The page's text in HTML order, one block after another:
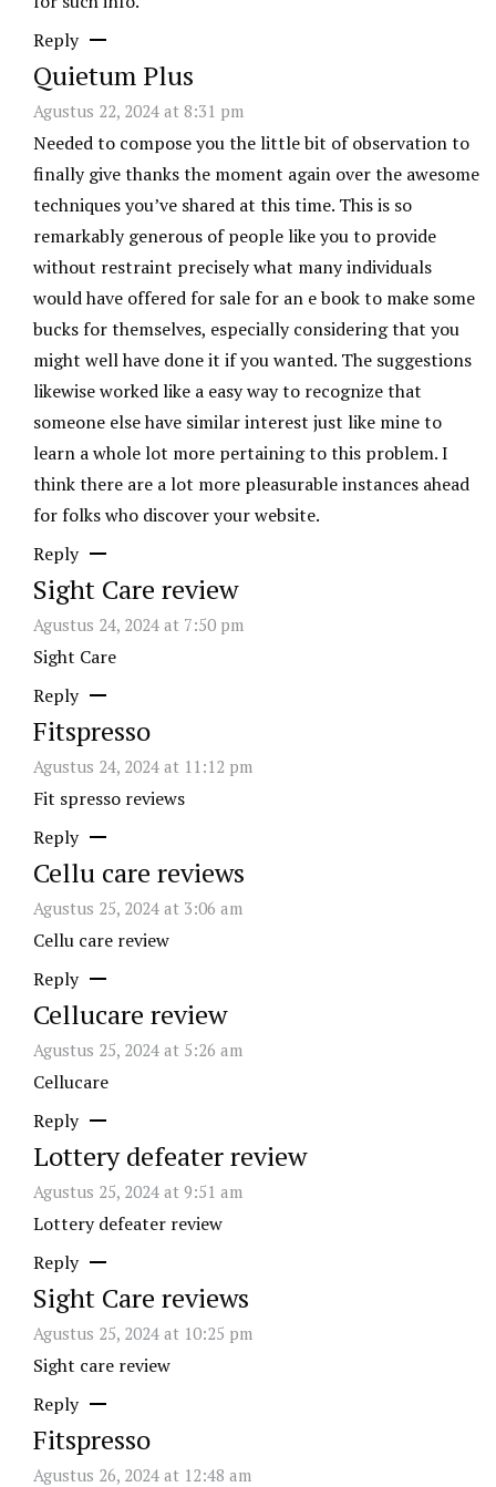
Reply
Quietum Plus
Agustus 22, 2024 at 8:31 pm
Needed to compose you the little bit of observation to
finally give thanks the moment again over the awesome
techniques you’ve shared at this time. This is so
remarkably generous of people like you to provide
without restraint precisely what many individuals
would have offered for sale for an e book to make some
bucks for themselves, especially considering that you
might well have done it if you wanted. The suggestions
likewise worked like a easy way to recognize that
someone else have similar interest just like mine to
learn a whole lot more pertaining to this problem. I
think there are a lot more pleasurable instances ahead
for folks who discover your website.
Reply
Sight Care review
Agustus 24, 2024 at 7:50 pm
Sight Care
Reply
Fitspresso
Agustus 24, 2024 at 11:12 pm
Fit spresso reviews
Reply
Cellu care reviews
Agustus 25, 2024 at 3:06 am
Cellu care review
Reply
Cellucare review
Agustus 25, 2024 at 5:26 am
Cellucare
Reply
Lottery defeater review
Agustus 25, 2024 at 9:51 am
Lottery defeater review
Reply
Sight Care reviews
Agustus 25, 2024 at 10:25 pm
Sight care review
Reply
Fitspresso
Agustus 26, 2024 at 12:48 am